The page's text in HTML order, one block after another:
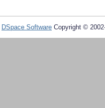
DSpace Software Copyright ©